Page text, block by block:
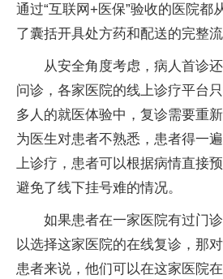
通过“互联网+医保”验收的医院都
了囊括开具处方药和配送的完整流
从安全角度考虑，病人首诊
问诊，各家医院的线上诊疗平台
多人的就医体验中，复诊需要重
为医生对患者不熟悉，患者得一
上诊疗，患者可以根据病情直接
避免了线下挂号难的情况。
如果患者在一家医院有过门
以选择这家医院的在线复诊，那
患者来说，他们可以在这家医院